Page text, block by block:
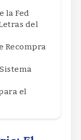
la Fed
del
Recompra
el